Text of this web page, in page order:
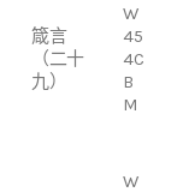
箴言
（二十
九）
W
45
4C
B
M
W